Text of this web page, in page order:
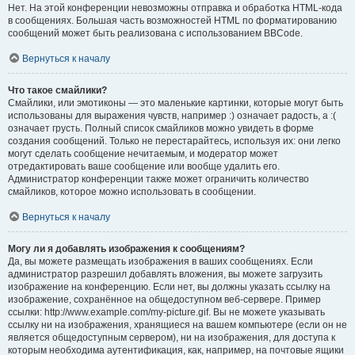
Нет. На этой конференции невозможны отправка и обработка HTML-кода
в сообщениях. Большая часть возможностей HTML по форматированию
сообщений может быть реализована с использованием BBCode.
Вернуться к началу
Что такое смайлики?
Смайлики, или эмотиконы — это маленькие картинки, которые могут быть
использованы для выражения чувств, например :) означает радость, а :(
означает грусть. Полный список смайликов можно увидеть в форме
создания сообщений. Только не перестарайтесь, используя их: они легко
могут сделать сообщение нечитаемым, и модератор может
отредактировать ваше сообщение или вообще удалить его.
Администратор конференции также может ограничить количество
смайликов, которое можно использовать в сообщении.
Вернуться к началу
Могу ли я добавлять изображения к сообщениям?
Да, вы можете размещать изображения в ваших сообщениях. Если
администратор разрешил добавлять вложения, вы можете загрузить
изображение на конференцию. Если нет, вы должны указать ссылку на
изображение, сохранённое на общедоступном веб-сервере. Пример
ссылки: http://www.example.com/my-picture.gif. Вы не можете указывать
ссылку ни на изображения, хранящиеся на вашем компьютере (если он не
является общедоступным сервером), ни на изображения, для доступа к
которым необходима аутентификация, как, например, на почтовые ящики